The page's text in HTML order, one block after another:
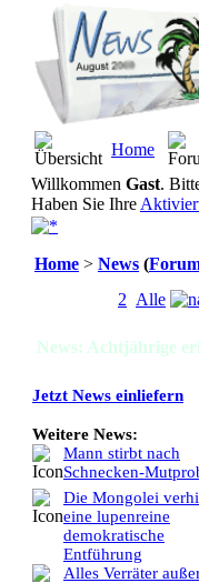
Home
Willkommen Gast.
Haben Sie Ihre
Home > News (
2 Alle
News: Achtjährige
Jetzt News einliefern
Weitere News:
Mann stirbt nach
Schnecken-
Die Mongolei
eine lupenreine
demokratische
Entführung
Alles Verräter